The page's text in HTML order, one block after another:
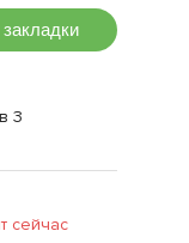
3
сейчас